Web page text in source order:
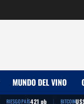
MUNDO DEL VINO
RIESGO PAÍS421 pb | BITCOIN